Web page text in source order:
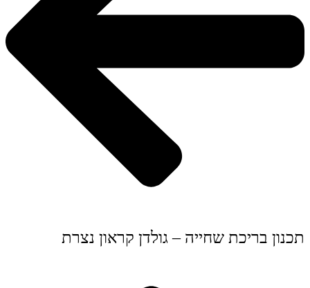
תכנון בריכת שחייה – גולדן קראון נצרת